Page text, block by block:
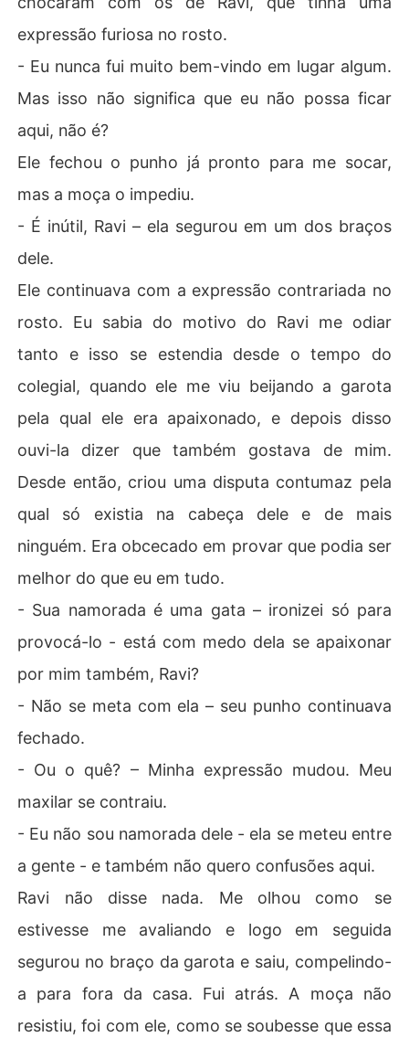
expressão furiosa no rosto.
- Eu nunca fui muito bem-vindo em lugar algum.
Mas isso não significa que eu não possa ficar
aqui, não é?
Ele fechou o punho já pronto para me socar,
mas a moça o impediu.
- É inútil, Ravi – ela segurou em um dos braços
dele.
Ele continuava com a expressão contrariada no
rosto. Eu sabia do motivo do Ravi me odiar
tanto e isso se estendia desde o tempo do
colegial, quando ele me viu beijando a garota
pela qual ele era apaixonado, e depois disso
ouvi-la dizer que também gostava de mim.
Desde então, criou uma disputa contumaz pela
qual só existia na cabeça dele e de mais
ninguém. Era obcecado em provar que podia ser
melhor do que eu em tudo.
- Sua namorada é uma gata – ironizei só para
provocá-lo - está com medo dela se apaixonar
por mim também, Ravi?
- Não se meta com ela – seu punho continuava
fechado.
- Ou o quê? – Minha expressão mudou. Meu
maxilar se contraiu.
- Eu não sou namorada dele - ela se meteu entre
a gente - e também não quero confusões aqui.
Ravi não disse nada. Me olhou como se
estivesse me avaliando e logo em seguida
segurou no braço da garota e saiu, compelindo-
a para fora da casa. Fui atrás. A moça não
resistiu, foi com ele, como se soubesse que essa